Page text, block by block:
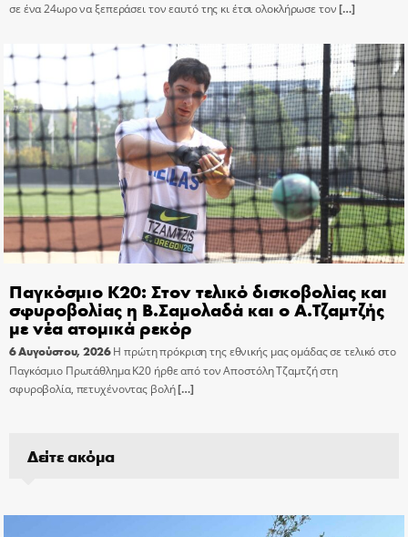
σε ένα 24ωρο να ξεπεράσει τον εαυτό της κι έτσι ολοκλήρωσε τον[…]
Παγκόσμιο Κ20: Στον τελικό δισκοβολίας και
σφυροβολίας η Β.Σαμολαδά και ο Α.Τζαμτζής
με νέα ατομικά ρεκόρ
6 Αυγούστου, 2026 Η πρώτη πρόκριση της εθνικής μας ομάδας σε τελικό στο
Παγκόσμιο Πρωτάθλημα Κ20 ήρθε από τον Αποστόλη Τζαμτζή στη
σφυροβολία, πετυχένοντας βολή[…]
Δείτε ακόμα